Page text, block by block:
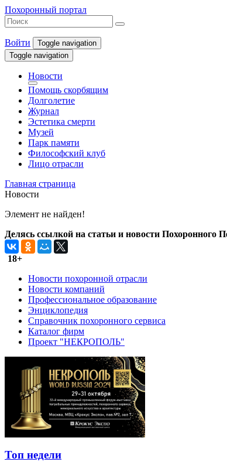
Похоронный портал
Войти
Toggle navigation
Toggle navigation
Новости
Помощь скорбящим
Долголетие
Журнал
Эстетика смерти
Музей
Парк памяти
Философский клуб
Лицо отрасли
Главная страница
Новости
Элемент не найден!
Делясь ссылкой на статьи и новости Похоронного
18+
Новости похоронной отрасли
Новости компаний
Профессиональное образование
Энциклопедия
Справочник похоронного сервиса
Каталог фирм
Проект "НЕКРОПОЛЬ"
Топ недели